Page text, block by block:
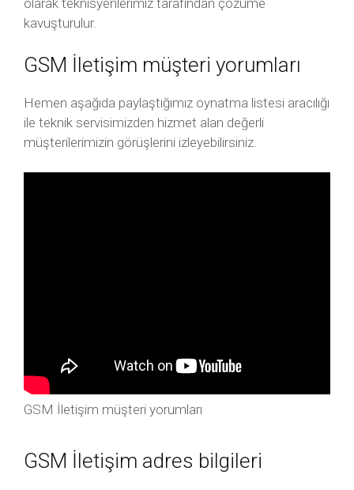
olarak teknisyenlerimiz tarafından çözüme
kavuşturulur.
GSM İletişim müşteri yorumları
Hemen aşağıda paylaştığımız oynatma listesi aracılığı
ile teknik servisimizden hizmet alan değerli
müşterilerimizin görüşlerini izleyebilirsiniz.
GSM İletişim müşteri yorumları
GSM İletişim adres bilgileri